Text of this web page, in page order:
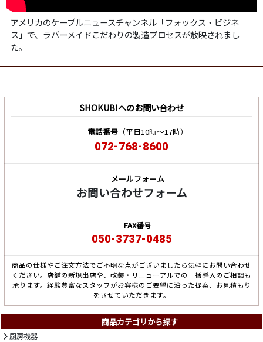
アメリカのケーブルニュースチャンネル「フォックス・ビジネ
ス」で、ラバーメイドこだわりの製造プロセスが放映されまし
た。
SHOKUBIへのお問い合わせ
電話番号（平日10時～17時）
072-768-8600
メールフォーム
お問い合わせフォーム
FAX番号
050-3737-0485
商品の仕様やご注文方法でご不明な点がございましたら気軽にお問い合わせ
ください。店舗の新規出店や、改装・リニューアルでの一括導入のご相談も
承ります。経験豊富なスタッフがお客様のご要望に沿った提案、お見積もり
をさせていただきます。
商品カテゴリから探す
厨房機器